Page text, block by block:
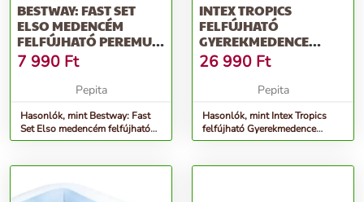
BESTWAY: FAST SET
ELSO MEDENCÉM
FELFÚJHATÓ PEREMU
MEDENCE 152X38CM
7 990 Ft
Pepita
Hasonlók, mint Bestway: Fast
Set Elso medencém felfújható
peremu medence 152x38cm
INTEX TROPICS
FELFÚJHATÓ
GYEREKMEDENCE
(57158NP)
26 990 Ft
Pepita
Hasonlók, mint Intex Tropics
felfújható Gyerekmedence
(57158NP)